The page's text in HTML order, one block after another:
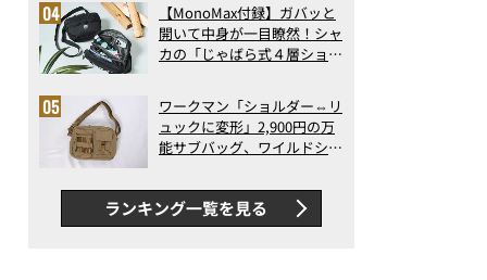
アの実力
【MonoMax付録】ガバッと
開いて中身が一目瞭然！シャ
カの「じゃばら式４層ショル
った！
ワークマン「ショルダー⇔リ
ュックに変形」2,900円の万
能サブバッグ、ワイルドシン
録…ほか【休日バッグの人気
記事ランキングベスト3】
（2026年6月版）
ランキング一覧を見る